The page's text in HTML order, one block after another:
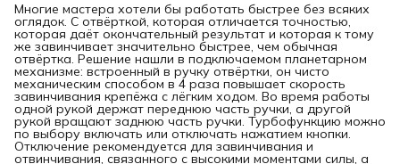
Многие мастера хотели бы работать быстрее без всяких
оглядок. С отвёрткой, которая отличается точностью,
которая даёт окончательный результат и которая к тому
же завинчивает значительно быстрее, чем обычная
отвёртка. Решение нашли в подключаемом планетарном
механизме: встроенный в ручку отвёртки, он чисто
механическим способом в 4 раза повышает скорость
завинчивания крепёжа с лёгким ходом. Во время работы
одной рукой держат переднюю часть ручки, а другой
рукой вращают заднюю часть ручки. Турбофункцию можно
по выбору включать или отключать нажатием кнопки.
Отключение рекомендуется для завинчивания и
отвинчивания, связанного с высокими моментами силы, а